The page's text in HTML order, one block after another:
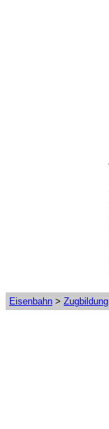
Eisenbahn > Zugbildung